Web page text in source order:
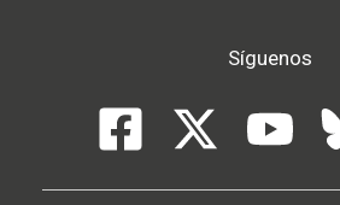
Síguenos